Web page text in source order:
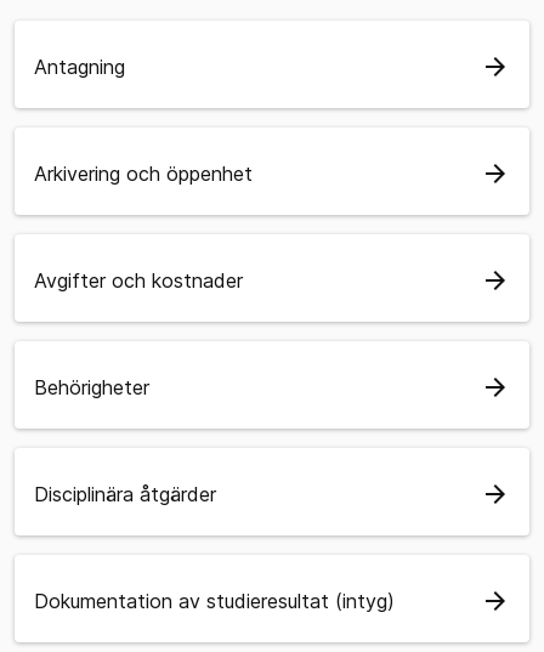
Antagning arrow_forward
Arkivering och öppenhet arrow_forward
Avgifter och kostnader arrow_forward
Behörigheter arrow_forward
Disciplinära åtgärder arrow_forward
Dokumentation av studieresultat (intyg) arrow_forward